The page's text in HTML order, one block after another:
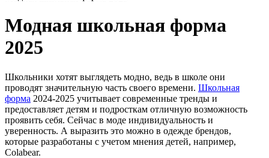
Модная школьная форма
2025
Школьники хотят выглядеть модно, ведь в школе они
проводят значительную часть своего времени. Школьная
форма 2024-2025 учитывает современные тренды и
предоставляет детям и подросткам отличную возможность
проявить себя. Сейчас в моде индивидуальность и
уверенность. А выразить это можно в одежде брендов,
которые разработаны с учетом мнения детей, например,
Colabear.